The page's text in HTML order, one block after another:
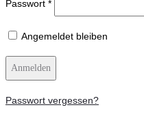
Passwort *
Angemeldet bleiben
Anmelden
Passwort vergessen?